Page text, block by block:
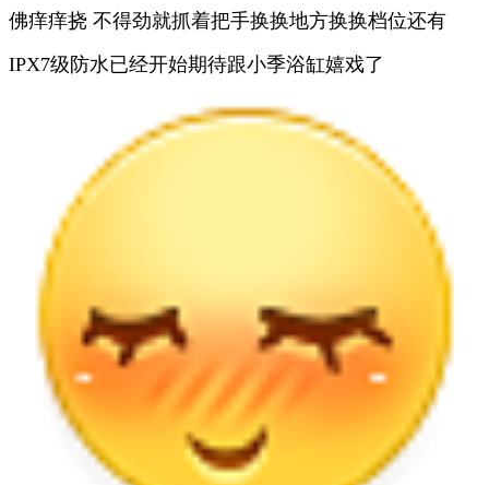
佛痒痒挠 不得劲就抓着把手换换地方换换档位还有
IPX7级防水已经开始期待跟小季浴缸嬉戏了